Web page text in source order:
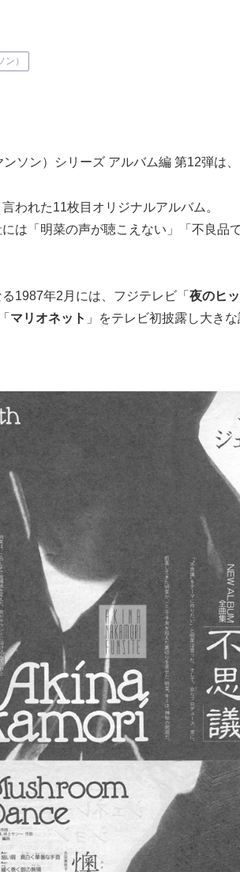
）
ソン）シリーズ アルバム編 第12弾は、
言われた11枚目オリジナルアルバム。
は「明菜の声が聴こえない」「不良品
1987年2月には、フジテレビ「 夜のヒ
マリオネット 」をテレビ初披露し大きな